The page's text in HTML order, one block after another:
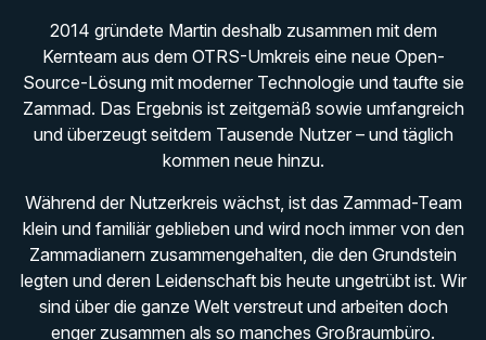
2014 gründete Martin deshalb zusammen mit dem
Kernteam aus dem OTRS-Umkreis eine neue Open-
Source-Lösung mit moderner Technologie und taufte sie
Zammad. Das Ergebnis ist zeitgemäß sowie umfangreich
und überzeugt seitdem Tausende Nutzer – und täglich
kommen neue hinzu.
Während der Nutzerkreis wächst, ist das Zammad-Team
klein und familiär geblieben und wird noch immer von den
Zammadianern zusammengehalten, die den Grundstein
legten und deren Leidenschaft bis heute ungetrübt ist. Wir
sind über die ganze Welt verstreut und arbeiten doch
enger zusammen als so manches Großraumbüro.